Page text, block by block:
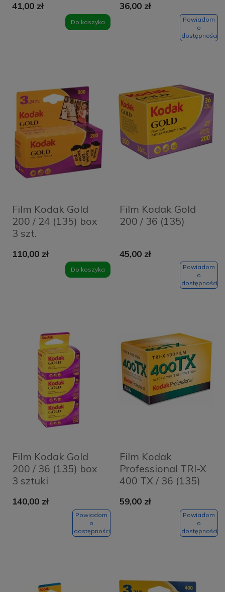
41,00 zł
Do koszyka
36,00 zł
Powiadom
o
dostępności
Film Kodak Gold
200 / 24 (135) box
3 szt.
110,00 zł
Do koszyka
Film Kodak Gold
200 / 36 (135)
45,00 zł
Powiadom
o
dostępności
Film Kodak Gold
200 / 36 (135) box
3 sztuki
140,00 zł
Powiadom
o
dostępności
Film Kodak
Professional TRI-X
400 TX / 36 (135)
59,00 zł
Powiadom
o
dostępności